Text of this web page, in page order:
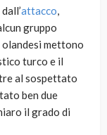
attacco,
gruppo
mettono
turco e il
al sospettato
ben due
il grado di